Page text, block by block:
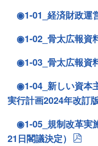
◉1-01_経済財政運
◉1-02_骨太広報資
◉1-03_骨太広報資
◉1-04_新しい資本
実行計画2024年改訂
◉1-05_規制改革実
21日閣議決定）